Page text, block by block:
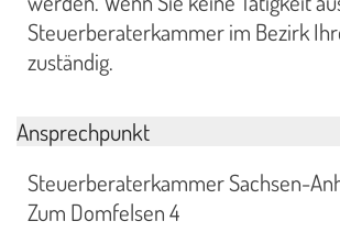
Steuerberaterkammer im Bezirk
zuständig.
Ansprechpunkt
Steuerberaterkammer Sachsen-
Zum Domfelsen 4